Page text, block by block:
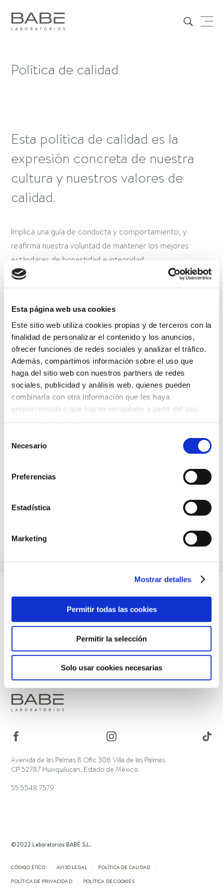
Esta página web usa cookies
Este sitio web utiliza cookies propias y de terceros con la
finalidad de personalizar el contenido y los anuncios,
ofrecer funciones de redes sociales y analizar el tráfico.
Además, compartimos información sobre el uso que
haga del sitio web con nuestros partners de redes
sociales, publicidad y análisis web, quienes pueden
combinarla con otra información que les haya
proporcionado o que hayan recopilado a partir del uso
Más información
Necesario
Preferencias
Estadística
Marketing
Mostrar detalles
Permitir todas las cookies
Permitir la selección
Solo usar cookies necesarias
Política de calidad
Esta política de calidad es la
expresión concreta de nuestra
cultura y nuestros valores de
calidad.
Implica una guía de conducta y comportamiento, y
reafirma nuestra voluntad de mantener los mejores
estándares de honestidad e integridad.
Avenida de las Palmas 8 Ofic 306 Villa de las Palmas
CP 52787 Huixquilucan, Estado de México
55 5548 7579
©2022 Laboratorios BABÉ S.L.
CÓDIGO ÉTICO AVISO LEGAL
POLÍTICA DE CALIDAD
POLÍTICA DE PRIVACIDAD
POLÍTICA DE COOKIES